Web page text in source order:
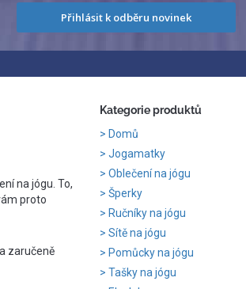
Přihlásit k odběru novinek
na jógu. To,
proto
zaručeně
Kategorie produktů
Domů
Jogamatky
Oblečení na jógu
Šperky
Ručníky na jógu
Sítě na jógu
Pomůcky na jógu
Tašky na jógu